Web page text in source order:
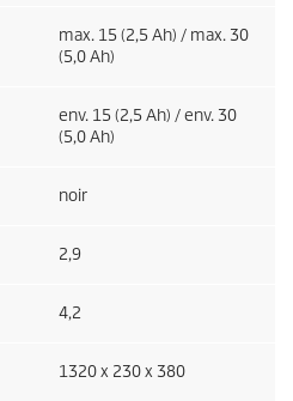
max. 15 (2,5 Ah) / max. 30
(5,0 Ah)
env. 15 (2,5 Ah) / env. 30
(5,0 Ah)
noir
2,9
4,2
1320 x 230 x 380